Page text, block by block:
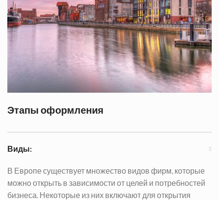
Этапы оформления
Виды:
В Европе существует множество видов фирм, которые
можно открыть в зависимости от целей и потребностей
бизнеса. Некоторые из них включают для открытия